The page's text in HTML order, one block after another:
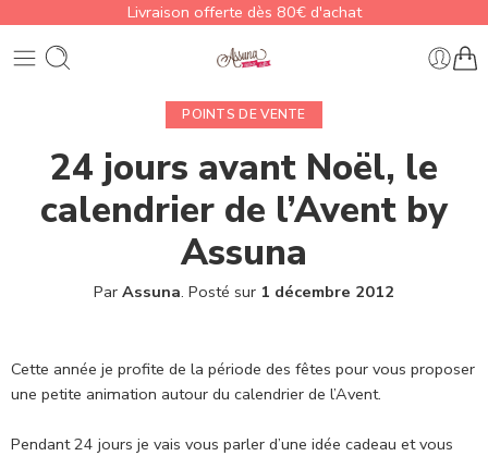
Livraison offerte dès 80€ d'achat
POINTS DE VENTE
24 jours avant Noël, le
calendrier de l’Avent by
Assuna
Par Assuna. Posté sur 1 décembre 2012
Cette année je profite de la période des fêtes pour vous proposer
une petite animation autour du calendrier de l’Avent.
Pendant 24 jours je vais vous parler d’une idée cadeau et vous